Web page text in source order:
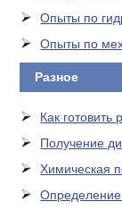
Опыты по
Опыты по
Разное
Как готовить
Получение
Химическая